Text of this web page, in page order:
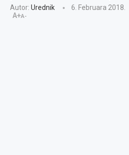
Autor: Urednik 6. Februara 2018.
A+A-